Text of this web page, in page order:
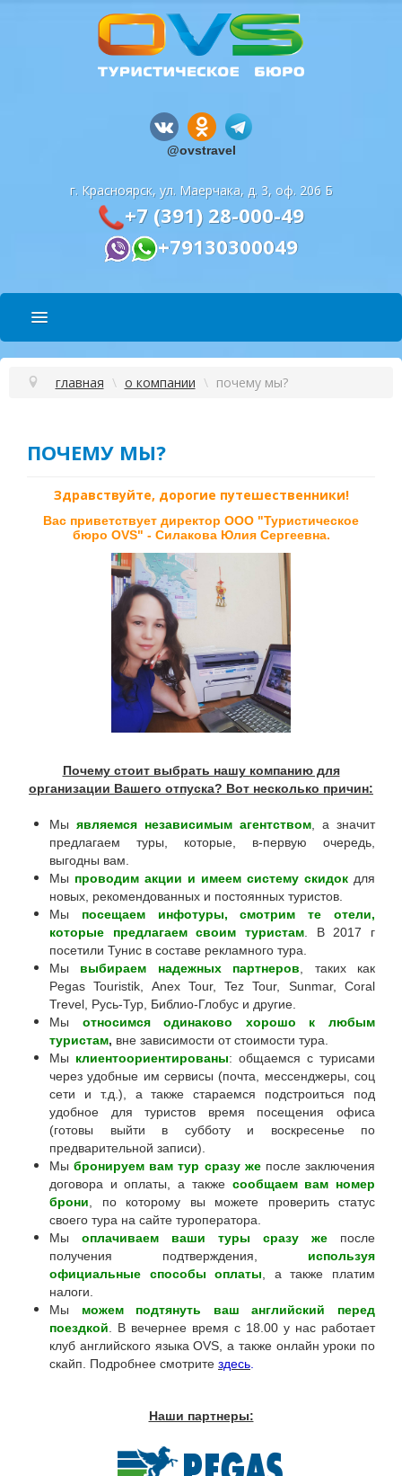
@ovstravel
г. Красноярск, ул. Маерчака, д. 3, оф. 206 Б
+7 (391) 28-000-49
+79130300049
СПОСОБЫ ОПЛАТЫ
КОНТАКТЫ
АНГЛИЙСКИЙ КЛУБ OVS
главная \ о компании \ почему мы?
ПОЧЕМУ МЫ?
Здравствуйте, дорогие путешественники!
Вас приветствует директор ООО "Туристическое
бюро OVS" - Силакова Юлия Сергеевна.
Почему стоит выбрать нашу компанию для
организации Вашего отпуска? Вот несколько причин:
Мы являемся независимым агентством, а значит
предлагаем туры, которые, в-первую очередь,
выгодны вам.
Мы проводим акции и имеем систему скидок для
новых, рекомендованных и постоянных туристов.
Мы посещаем инфотуры, смотрим те отели,
которые предлагаем своим туристам. В 2017 г
посетили Тунис в составе рекламного тура.
Мы
выбираем надежных партнеров, таких как
Pegas Touristik, Anex Tour, Tez Tour, Sunmar, Coral
Trevel, Русь-Тур, Библио-Глобус и другие.
Мы относимся одинаково хорошо к любым
туристам, вне зависимости от стоимости тура.
Мы клиентоориентированы: общаемся с турисами
через удобные им сервисы (почта, мессенджеры, соц
сети и т.д.), а также стараемся подстроиться под
удобное для туристов время посещения офиса
(готовы выйти в субботу и воскресенье по
предварительной записи).
Мыбронируем вам тур сразу жепосле заключения
договора и оплаты, а также сообщаем вам номер
брони, по которому вы можете проверить статус
своего тура на сайте туроператора.
Мы оплачиваем ваши туры сразу же после
получения подтверждения, используя
официальные способы оплаты, а также платим
налоги.
Мы можем подтянуть ваш английский перед
поездкой. В вечернее время с 18.00 у нас работает
клуб английского языка OVS, а также онлайн уроки по
скайп. Подробнее смотрите здесь.
Наши партнеры: